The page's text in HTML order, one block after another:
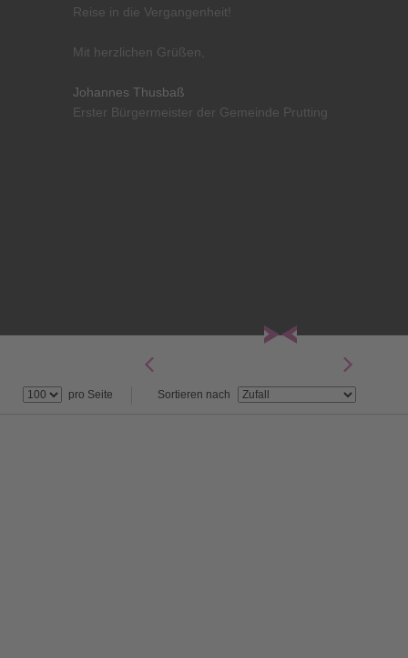
Reise in die Vergangenheit!
Mit herzlichen Grüßen,
Johannes Thusbaß
Erster Bürgermeister der Gemeinde Prutting
pro Seite Sortieren nach